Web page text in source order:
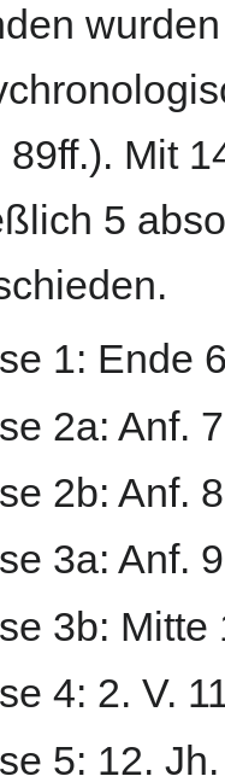
89ff.). Mit
5
1: Ende
2a: Anf.
2b: Anf.
3a: Anf.
3b: Mitte
4: 2. V.
5: 12. Jh.